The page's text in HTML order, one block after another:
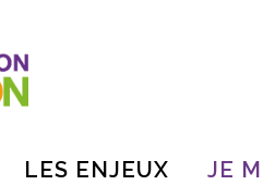
LES ENJEUX JE